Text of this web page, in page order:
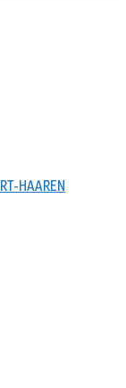
HAAREN